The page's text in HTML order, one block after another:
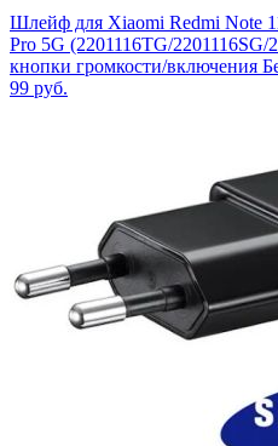
Шлейф для Xiaomi Redmi Note
Pro 5G (2201116TG/2201116SG/
кнопки громкости/включения
99 руб.